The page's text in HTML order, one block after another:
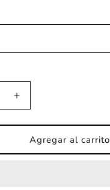
Aumentar
cantidad
para
Vinilo
infantil
Agregar al carrito